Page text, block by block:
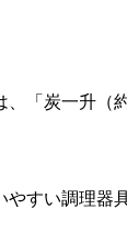
「炭一升（
すい調理器